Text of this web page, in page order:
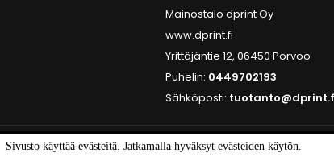
Sivusto käyttää evästeitä. Jatkamalla hyväksyt evästeiden käytön.
Mainostalo dprint Oy
www.dprint.fi
Yrittäjäntie 12, 06450 Porvoo
Puhelin: 0449702193
Sähköposti: